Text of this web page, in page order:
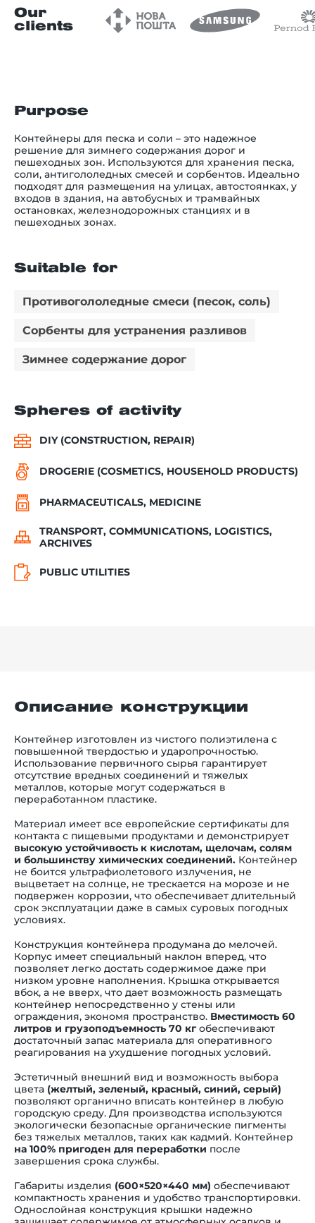
Our
clients
Purpose
Контейнеры для песка и соли – это надежное
решение для зимнего содержания дорог и
пешеходных зон. Используются для хранения песка,
соли, антигололедных смесей и сорбентов. Идеально
подходят для размещения на улицах, автостоянках, у
входов в здания, на автобусных и трамвайных
остановках, железнодорожных станциях и в
пешеходных зонах.
Suitable for
Противогололедные смеси (песок, соль)
Сорбенты для устранения разливов
Зимнее содержание дорог
Spheres of activity
DIY (CONSTRUCTION, REPAIR)
DROGERIE (COSMETICS, HOUSEHOLD PRODUCTS)
PHARMACEUTICALS, MEDICINE
TRANSPORT, COMMUNICATIONS, LOGISTICS,
ARCHIVES
PUBLIC UTILITIES
Описание конструкции
Контейнер изготовлен из чистого полиэтилена с
повышенной твердостью и ударопрочностью.
Использование первичного сырья гарантирует
отсутствие вредных соединений и тяжелых
металлов, которые могут содержаться в
переработанном пластике.
Материал имеет все европейские сертификаты для
контакта с пищевыми продуктами и демонстрирует
высокую устойчивость к кислотам, щелочам, солям
и большинству химических соединений. Контейнер
не боится ультрафиолетового излучения, не
выцветает на солнце, не трескается на морозе и не
подвержен коррозии, что обеспечивает длительный
срок эксплуатации даже в самых суровых погодных
условиях.
Конструкция контейнера продумана до мелочей.
Корпус имеет специальный наклон вперед, что
позволяет легко достать содержимое даже при
низком уровне наполнения. Крышка открывается
вбок, а не вверх, что дает возможность размещать
контейнер непосредственно у стены или
ограждения, экономя пространство. Вместимость 60
литров и грузоподъемность 70 кг обеспечивают
достаточный запас материала для оперативного
реагирования на ухудшение погодных условий.
Эстетичный внешний вид и возможность выбора
цвета (желтый, зеленый, красный, синий, серый)
позволяют органично вписать контейнер в любую
городскую среду. Для производства используются
экологически безопасные органические пигменты
без тяжелых металлов, таких как кадмий. Контейнер
на 100% пригоден для переработки после
завершения срока службы.
Габариты изделия (600×520×440 мм) обеспечивают
компактность хранения и удобство транспортировки.
Однослойная конструкция крышки надежно